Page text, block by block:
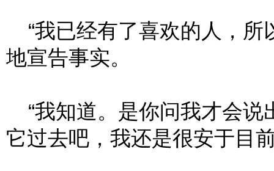
“我已经有了喜欢的人，所
地宣告事实。
“我知道。是你问我才会说
它过去吧，我还是很安于目